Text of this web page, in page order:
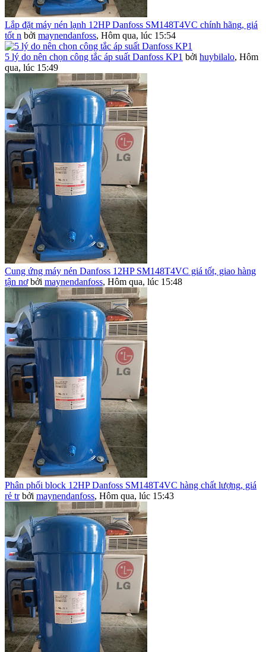
Lắp đặt máy nén lạnh 12HP Danfoss SM148T4VC chính hãng, giá
tốt n bởi maynendanfoss, Hôm qua, lúc 15:54
5 lý do nên chọn công tắc áp suất Danfoss KP1 bởi huybilalo, Hôm
qua, lúc 15:49
Cung ứng máy nén Danfoss 12HP SM148T4VC giá tốt, giao hàng
tận nơ bởi maynendanfoss, Hôm qua, lúc 15:48
Phân phối block 12HP Danfoss SM148T4VC hàng chất lượng, giá
rẻ tr bởi maynendanfoss, Hôm qua, lúc 15:43